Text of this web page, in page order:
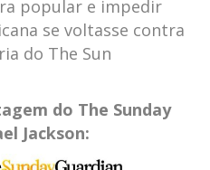
popular e impedir
se voltasse contra
do The Sun
do The Sunday
Jackson: